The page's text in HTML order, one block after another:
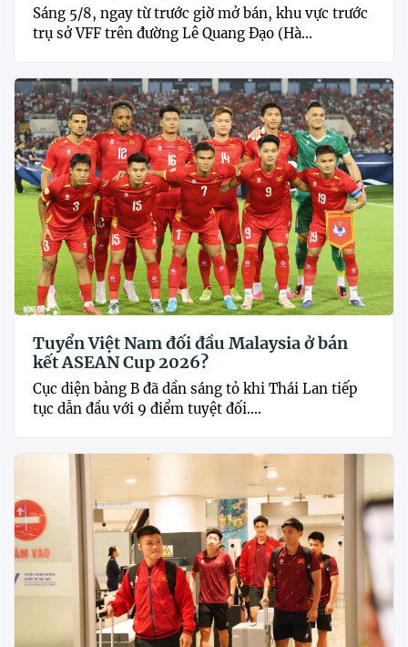
Sáng 5/8, ngay từ trước giờ mở bán, khu vực trước
trụ sở VFF trên đường Lê Quang Đạo (Hà...
Tuyển Việt Nam đối đầu Malaysia ở bán
kết ASEAN Cup 2026?
Cục diện bảng B đã dần sáng tỏ khi Thái Lan tiếp
tục dẫn đầu với 9 điểm tuyệt đối....